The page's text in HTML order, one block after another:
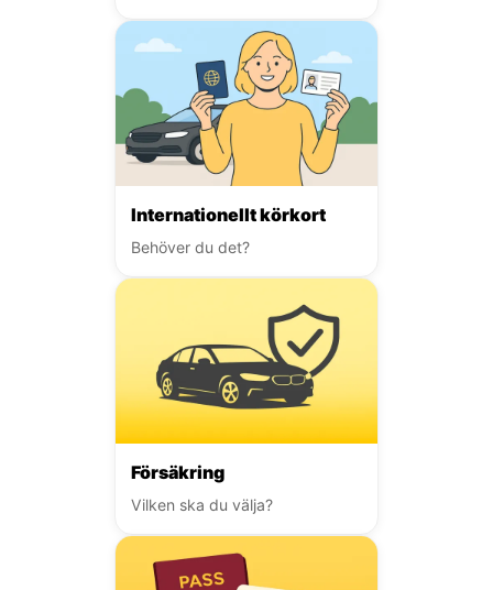
Internationellt körkort
Behöver du det?
Försäkring
Vilken ska du välja?